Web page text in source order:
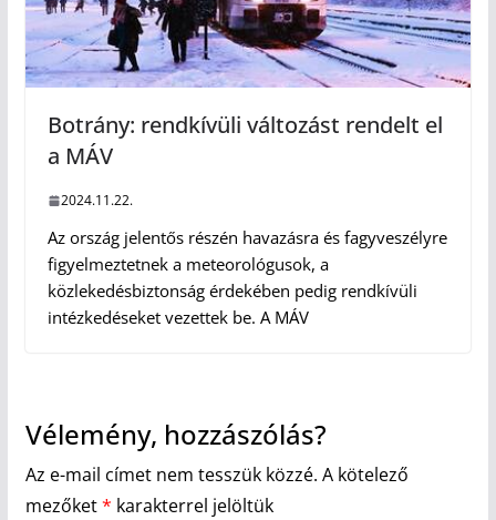
Botrány: rendkívüli változást rendelt el
a MÁV
2024.11.22.
Az ország jelentős részén havazásra és fagyveszélyre
figyelmeztetnek a meteorológusok, a
közlekedésbiztonság érdekében pedig rendkívüli
intézkedéseket vezettek be. A MÁV
Vélemény, hozzászólás?
Az e-mail címet nem tesszük közzé. A kötelező
mezőket* karakterrel jelöltük